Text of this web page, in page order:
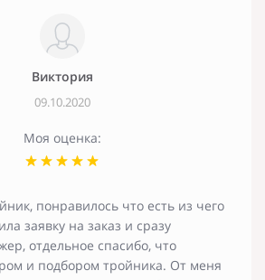
Виктория
09.10.2020
Моя оценка:
понравилось что есть из чего
заявку на заказ и сразу
отдельное спасибо, что
и подбором тройника. От меня